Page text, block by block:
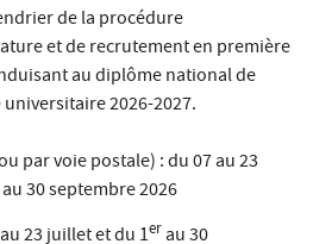
de la procédure
et de recrutement en première
au diplôme national de
2026-2027.
par voie postale) : du 07 au 23
30 septembre 2026
23 juillet et du 1erau 30